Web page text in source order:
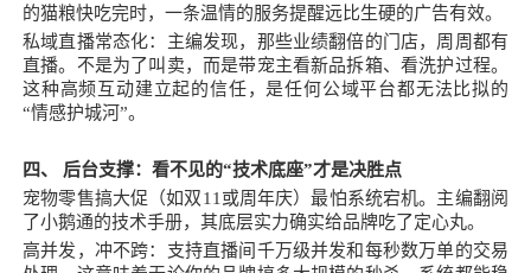
的猫粮快吃完时，一条温情的服务提醒远比生硬的广告有效。
私域直播常态化：主编发现，那些业绩翻倍的门店，周周都有
直播。不是为了叫卖，而是带宠主看新品拆箱、看洗护过程。
这种高频互动建立起的信任，是任何公域平台都无法比拟的
“情感护城河”。
四、 后台支撑：看不见的“技术底座”才是决胜点
宠物零售搞大促（如双11或周年庆）最怕系统宕机。主编翻阅
了小鹅通的技术手册，其底层实力确实给品牌吃了定心丸。
高并发，冲不跨：支持直播间千万级并发和每秒数万单的交易